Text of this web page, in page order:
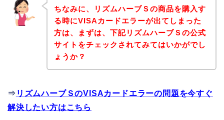
ちなみに、リズムハーブＳの商品を購入す
る時にVISAカードエラーが出てしまった
方は、まずは、下記リズムハーブＳの公式
サイトをチェックされてみてはいかがでし
ょうか？
⇒ リズムハーブＳのVISAカードエラーの問題を今すぐ
解決したい方はこちら